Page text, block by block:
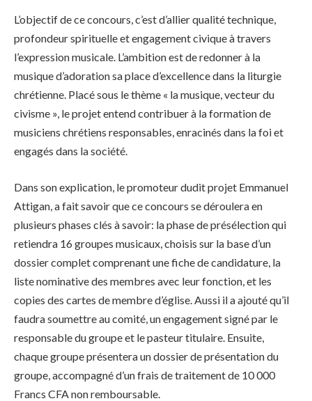
L’objectif de ce concours, c’est d’allier qualité technique,
profondeur spirituelle et engagement civique à travers
l’expression musicale. L’ambition est de redonner à la
musique d’adoration sa place d’excellence dans la liturgie
chrétienne. Placé sous le thème « la musique, vecteur du
civisme », le projet entend contribuer à la formation de
musiciens chrétiens responsables, enracinés dans la foi et
engagés dans la société.
Dans son explication, le promoteur dudit projet Emmanuel
Attigan, a fait savoir que ce concours se déroulera en
plusieurs phases clés à savoir: la phase de présélection qui
retiendra 16 groupes musicaux, choisis sur la base d’un
dossier complet comprenant une fiche de candidature, la
liste nominative des membres avec leur fonction, et les
copies des cartes de membre d’église. Aussi il a ajouté qu’il
faudra soumettre au comité, un engagement signé par le
responsable du groupe et le pasteur titulaire. Ensuite,
chaque groupe présentera un dossier de présentation du
groupe, accompagné d’un frais de traitement de 10 000
Francs CFA non remboursable.